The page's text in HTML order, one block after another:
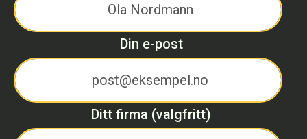
Din e-post
Ditt firma (valgfritt)